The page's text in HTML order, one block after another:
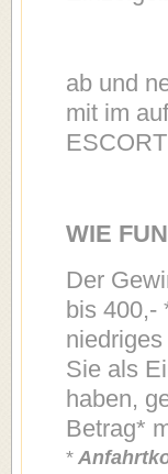
ab und
mit im
WIE
Der
bis 400,-
Sie als
haben,
Betrag*
*